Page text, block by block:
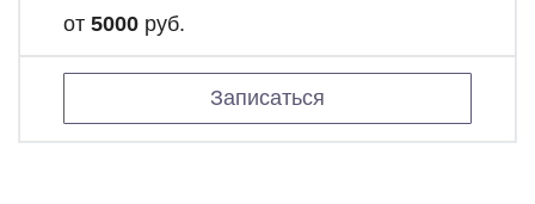
от 5000 руб.
Записаться